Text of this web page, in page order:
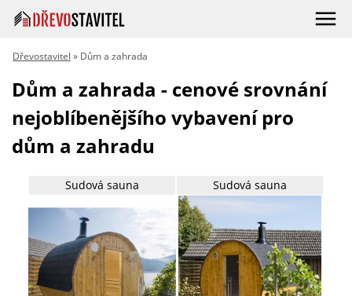
Dřevostavitel » Dům a zahrada
Dům a zahrada - cenové srovnání
nejoblíbenějšího vybavení pro
dům a zahradu
Sudová sauna Sudová sauna